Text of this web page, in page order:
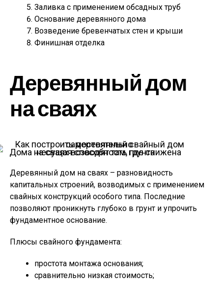
Заливка с применением обсадных труб
Основание деревянного дома
Возведение бревенчатых стен и крыши
Финишная отделка
Деревянный дом
на сваях
Дома на сваях возводят там, где снижена несущая способность грунта
Деревянный дом на сваях – разновидность
капитальных строений, возводимых с применением
свайных конструкций особого типа. Последние
позволяют проникнуть глубоко в грунт и упрочить
фундаментное основание.
Плюсы свайного фундамента:
простота монтажа основания;
сравнительно низкая стоимость;